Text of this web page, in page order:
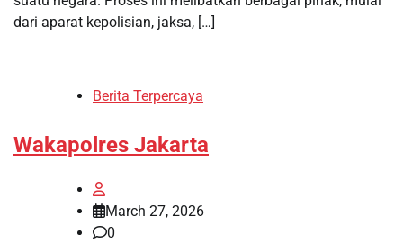
dari aparat kepolisian, jaksa, […]
Berita Terpercaya
Wakapolres Jakarta
March 27, 2026
0